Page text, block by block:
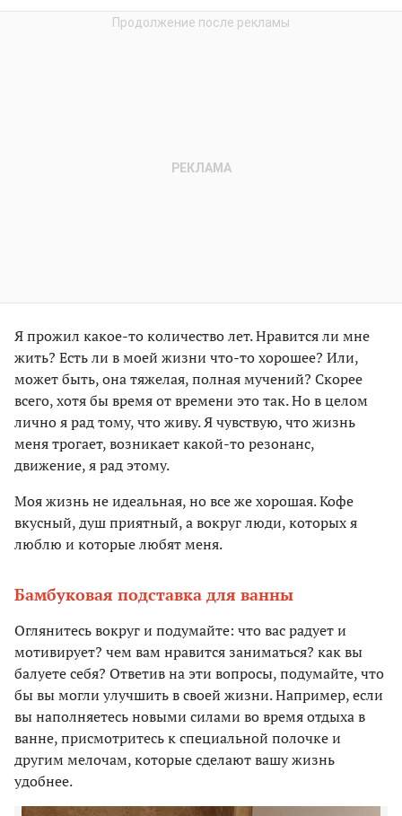
Я прожил какое-то количество лет. Нравится ли мне
жить? Есть ли в моей жизни что-то хорошее? Или,
может быть, она тяжелая, полная мучений? Скорее
всего, хотя бы время от времени это так. Но в целом
лично я рад тому, что живу. Я чувствую, что жизнь
меня трогает, возникает какой-то резонанс,
движение, я рад этому.
Моя жизнь не идеальная, но все же хорошая. Кофе
вкусный, душ приятный, а вокруг люди, которых я
люблю и которые любят меня.
Бамбуковая подставка для ванны
Оглянитесь вокруг и подумайте: что вас радует и
мотивирует? чем вам нравится заниматься? как вы
балуете себя? Ответив на эти вопросы, подумайте, что
бы вы могли улучшить в своей жизни. Например, если
вы наполняетесь новыми силами во время отдыха в
ванне, присмотритесь к специальной полочке и
другим мелочам, которые сделают вашу жизнь
удобнее.